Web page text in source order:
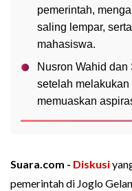
pemerintah,
saling lempar,
mahasiswa.
Nusron Wahid
setelah
memuaskan
Suara.com - Diskusi
pemerintah di Joglo